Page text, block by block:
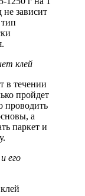
не зависит
клей
в течении
пройдет
проводить
а
паркет и
его